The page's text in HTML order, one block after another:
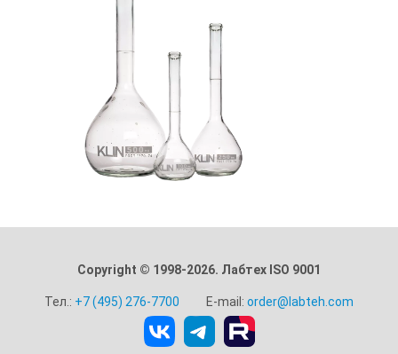
Copyright © 1998-2026. Лабтех ISO 9001
Тел.: +7 (495) 276-7700 E-mail: order@labteh.com